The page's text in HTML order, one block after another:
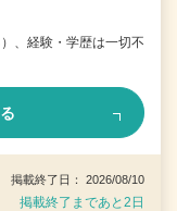
、経験・学歴は一切不
掲載終了日： 2026/08/10
掲載終了まであと2日